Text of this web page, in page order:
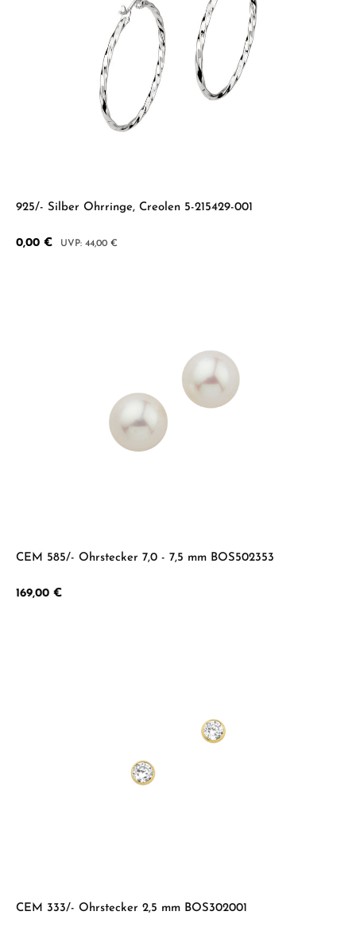
925/- Silber Ohrringe, Creolen 5-215429-001
Verkaufspreis:
0,00 € Regulärer Preis:
44,00 €
CEM 585/- Ohrstecker 7,0 - 7,5 mm BOS502353
Regulärer Preis:
169,00 €
CEM 333/- Ohrstecker 2,5 mm BOS302001